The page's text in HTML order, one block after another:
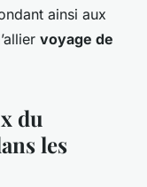
ainsi aux
voyage de
du
les